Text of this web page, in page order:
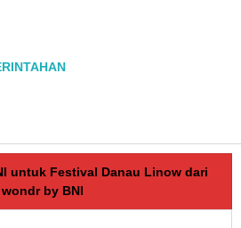
untuk Festival Danau Linow dari
by BNI